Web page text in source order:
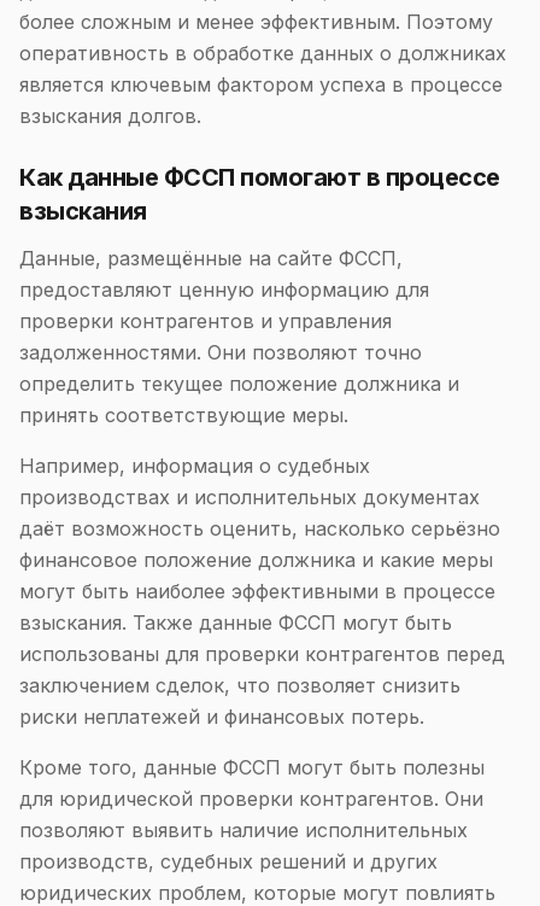
более сложным и менее эффективным. Поэтому
оперативность в обработке данных о должниках
является ключевым фактором успеха в процессе
взыскания долгов.
Как данные ФССП помогают в процессе
взыскания
Данные, размещённые на сайте ФССП,
предоставляют ценную информацию для
проверки контрагентов и управления
задолженностями. Они позволяют точно
определить текущее положение должника и
принять соответствующие меры.
Например, информация о судебных
производствах и исполнительных документах
даёт возможность оценить, насколько серьёзно
финансовое положение должника и какие меры
могут быть наиболее эффективными в процессе
взыскания. Также данные ФССП могут быть
использованы для проверки контрагентов перед
заключением сделок, что позволяет снизить
риски неплатежей и финансовых потерь.
Кроме того, данные ФССП могут быть полезны
для юридической проверки контрагентов. Они
позволяют выявить наличие исполнительных
производств, судебных решений и других
юридических проблем, которые могут повлиять